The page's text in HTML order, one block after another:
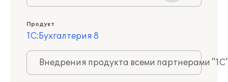
Продукт
1С:Бухгалтерия 8
Внедрения продукта всеми партнерами